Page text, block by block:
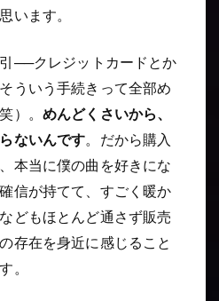
います。
──クレジットカードとか
ういう手続きって全部め
）。 めんどくさいから、
ないんです。だから購入
本当に僕の曲を好きにな
信が持てて、すごく暖か
どもほとんど通さず販売
存在を身近に感じること
。